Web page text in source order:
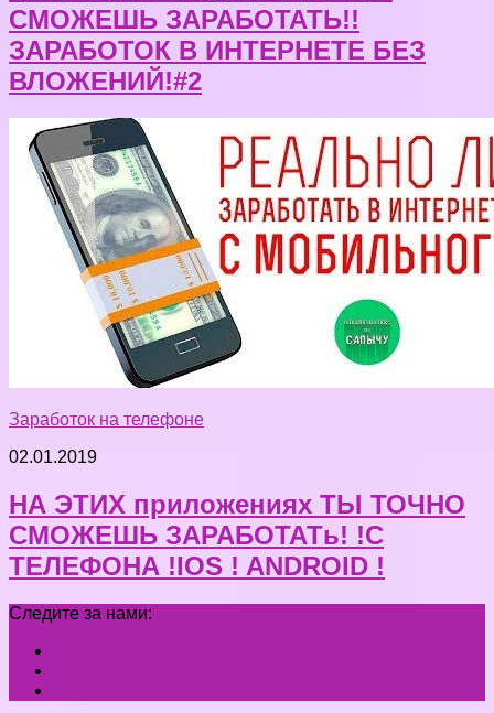
СМОЖЕШЬ ЗАРАБОТАТЬ!!
ЗАРАБОТОК В ИНТЕРНЕТЕ БЕЗ
ВЛОЖЕНИЙ!#2
Заработок на телефоне
02.01.2019
НА ЭТИХ приложениях ТЫ ТОЧНО
СМОЖЕШЬ ЗАРАБОТАТь! !С
ТЕЛЕФОНА !IOS ! ANDROID !
Следите за нами: